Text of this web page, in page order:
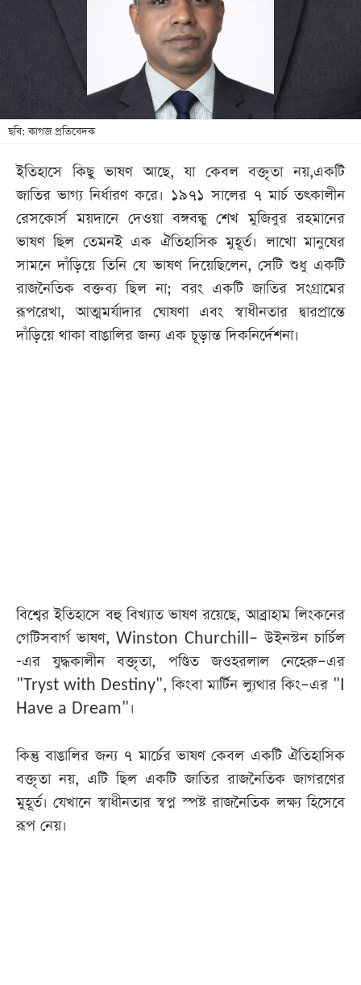
লাইফ
স্টাইল
শিক্ষা
সব
বিভাগ
ভিডিও
ছবি: কাগজ প্রতিবেদক
ইতিহাসে কিছু ভাষণ আছে, যা কেবল বক্তৃতা নয়,একটি
জাতির ভাগ্য নির্ধারণ করে। ১৯৭১ সালের ৭ মার্চ তৎকালীন
রেসকোর্স ময়দানে দেওয়া বঙ্গবন্ধু শেখ মুজিবুর রহমানের
ভাষণ ছিল তেমনই এক ঐতিহাসিক মুহূর্ত। লাখো মানুষের
সামনে দাঁড়িয়ে তিনি যে ভাষণ দিয়েছিলেন, সেটি শুধু একটি
রাজনৈতিক বক্তব্য ছিল না; বরং একটি জাতির সংগ্রামের
রূপরেখা, আত্মমর্যাদার ঘোষণা এবং স্বাধীনতার দ্বারপ্রান্তে
দাঁড়িয়ে থাকা বাঙালির জন্য এক চূড়ান্ত দিকনির্দেশনা।
বিশ্বের ইতিহাসে বহু বিখ্যাত ভাষণ রয়েছে, আব্রাহাম লিংকনের
গেটিসবার্গ ভাষণ, Winston Churchill– উইনস্টন চার্চিল
-এর যুদ্ধকালীন বক্তৃতা, পণ্ডিত জওহরলাল নেহেরু–এর
"Tryst with Destiny", কিংবা মার্টিন ল্যুথার কিং–এর "I
Have a Dream"।
কিন্তু বাঙালির জন্য ৭ মার্চের ভাষণ কেবল একটি ঐতিহাসিক
বক্তৃতা নয়, এটি ছিল একটি জাতির রাজনৈতিক জাগরণের
মুহূর্ত। যেখানে স্বাধীনতার স্বপ্ন স্পষ্ট রাজনৈতিক লক্ষ্য হিসেবে
রূপ নেয়।